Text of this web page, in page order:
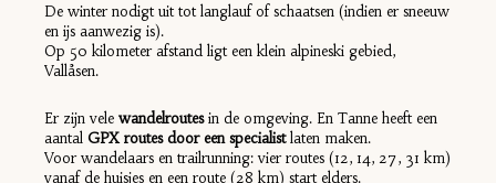
De winter nodigt uit tot langlauf of schaatsen (indien er sneeuw
en ijs aanwezig is).
Op 50 kilometer afstand ligt een klein alpineski gebied,
Vallåsen.
Er zijn vele wandelroutesin de omgeving. En Tanne heeft een
aantal GPX routes door een specialistlaten maken.
Voor wandelaars en trailrunning: vier routes (12, 14, 27, 31 km)
vanaf de huisjes en een route (28 km) start elders.